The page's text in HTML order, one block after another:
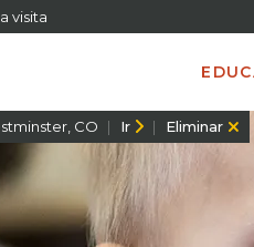
visita
CO Ir Eliminar